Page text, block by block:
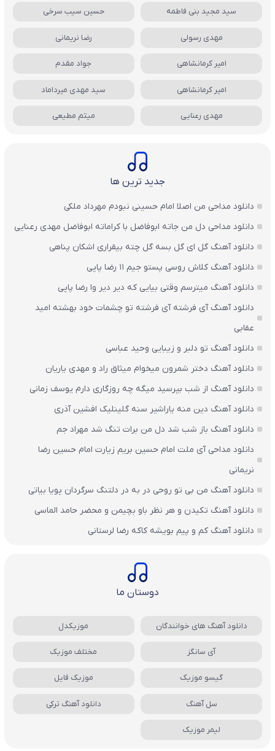
سید مجید بنی فاطمه حسین سیب سرخی
مهدی رسولی رضا نریمانی
امیر کرمانشاهی جواد مقدم
امیر کرمانشاهی سید مهدی میرداماد
مهدی رعنایی میثم مطیعی
جدید ترین ها
دانلود مداحی من اصلا امام حسینی نبودم مهرداد ملکی
دانلود مداحی دل من جاته ابوفاضل با کراماته ابوفاضل مهدی رعنایی
دانلود آهنگ گل ای گل بسه گل چته بیقراری اشکان پناهی
دانلود آهنگ کلاش روسی پستو جیم ۱۱ رضا پاپی
دانلود آهنگ میترسم وقتی بیایی که دیر دیر وا رضا پاپی
دانلود آهنگ آی فرشته آی فرشته تو چشمات خود بهشته امید
عقابی
دانلود آهنگ تو دلبر و زیبایی وحید عباسی
دانلود آهنگ دختر شمرون میخوام میثاق راد و مهدی یاریان
دانلود آهنگ از شب بپرسید میگه چه روزگاری دارم یوسف زمانی
دانلود آهنگ دین منه یاراشیر سنه گلینلیک افشین آذری
دانلود آهنگ باز شب شد دل من برات تنگ شد مهراد جم
دانلود مداحی آی ملت امام حسین بریم زیارت امام حسین رضا
نریمانی
دانلود آهنگ من بی تو روحی در به در دلتنگ سرگردان پویا بیاتی
دانلود آهنگ تکیدن و هر نظر باو بچیمن و محضر حامد الماسی
دانلود آهنگ کم و پیم بویشه کاکه رضا لرستانی
دوستان ما
دانلود آهنگ های خوانندگان موزیکدل
آی سانگز مختلف موزیک
گیسو موزیک موزیک فایل
سل آهنگ دانلود آهنگ ترکی
لیمر موزیک